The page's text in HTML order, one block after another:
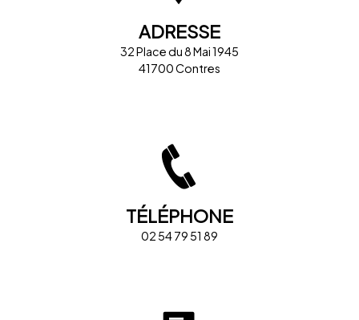
ADRESSE
32 Place du 8 Mai 1945
41700 Contres
TÉLÉPHONE
02 54 79 51 89